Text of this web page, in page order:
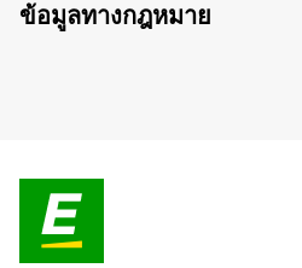
ข้อมูลทางกฎหมาย